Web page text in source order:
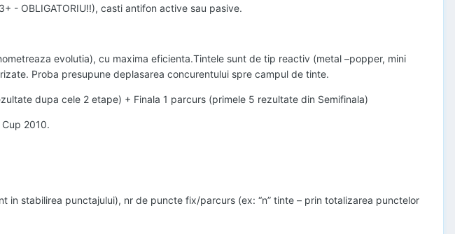
- OBLIGATORIU!!), casti antifon active sau pasive.
evolutia), cu maxima eficienta.Tintele sunt de tip reactiv (metal –popper, mini
Proba presupune deplasarea concurentului spre campul de tinte.
dupa cele 2 etape) + Finala 1 parcurs (primele 5 rezultate din Semifinala)
2010.
stabilirea punctajului), nr de puncte fix/parcurs (ex: “n” tinte – prin totalizarea punctelor